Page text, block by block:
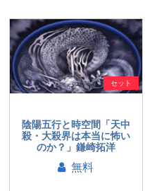
セット
陰陽五行と時空間「天中
殺・大殺界は本当に怖い
のか？」鎌崎拓洋
無料